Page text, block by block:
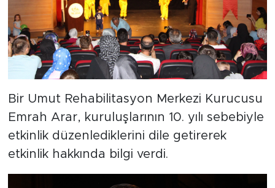
Bir Umut Rehabilitasyon Merkezi Kurucusu
Emrah Arar, kuruluşlarının 10. yılı sebebiyle
etkinlik düzenlediklerini dile getirerek
etkinlik hakkında bilgi verdi.